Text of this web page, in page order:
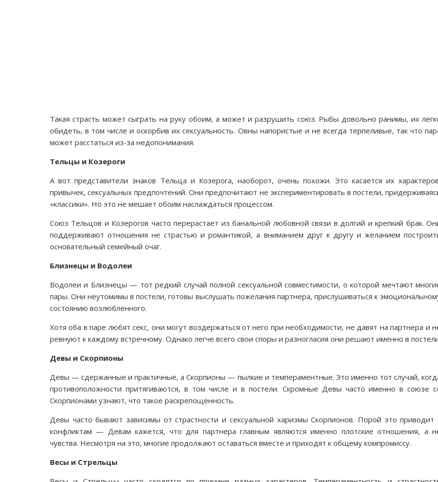
Такая страсть может сыграть на руку обоим, а может и разрушить союз. Рыбы довольно ранимы, их
обидеть, в том числе и оскорбив их сексуальность. Овны напористые и не всегда терпеливые, так что
может расстаться из-за недопонимания.
Тельцы и Козероги
А вот представители знаков Тельца и Козерога, наоборот, очень похожи. Это касается их
привычек, сексуальных предпочтений. Они предпочитают не экспериментировать в постели,
«классики». Но это не мешает обоим наслаждаться процессом.
Союз Тельцов и Козерогов часто перерастает из банальной любовной связи в долгий и крепкий брак.
поддерживают отношения не страстью и романтикой, а вниманием друг к другу и желанием
основательный семейный очаг.
Близнецы и Водолеи
Водолеи и Близнецы — тот редкий случай полной сексуальной совместимости, о которой мечтают
пары. Они неутомимы в постели, готовы выслушать пожелания партнера, прислушиваться к
состоянию возлюбленного.
Хотя оба в паре любят секс, они могут воздержаться от него при необходимости, не давят на партнера и
ревнуют к каждому встречному. Однако легче всего свои споры и разногласия они решают именно в
Девы и Скорпионы
Девы — сдержанные и практичные, а Скорпионы — пылкие и темпераментные. Это именно тот случай,
противоположности притягиваются, в том числе и в постели. Скромные Девы часто именно в союзе
Скорпионами узнают, что такое раскрепощенность.
Девы часто бывают зависимы от страстности и сексуальной харизмы Скорпионов. Порой это приводит
конфликтам — Девам кажется, что для партнера главным являются именно плотские отношения, а
чувства. Несмотря на это, многие продолжают оставаться вместе и приходят к общему компромиссу.
Весы и Стрельцы